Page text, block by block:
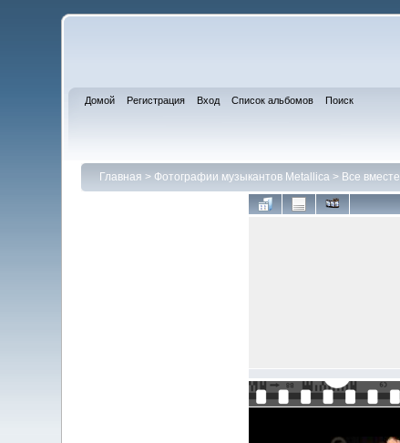
Домой Регистрация Вход Список альбомов Поиск
Главная > Фотографии музыкантов Metallica> Все вместе